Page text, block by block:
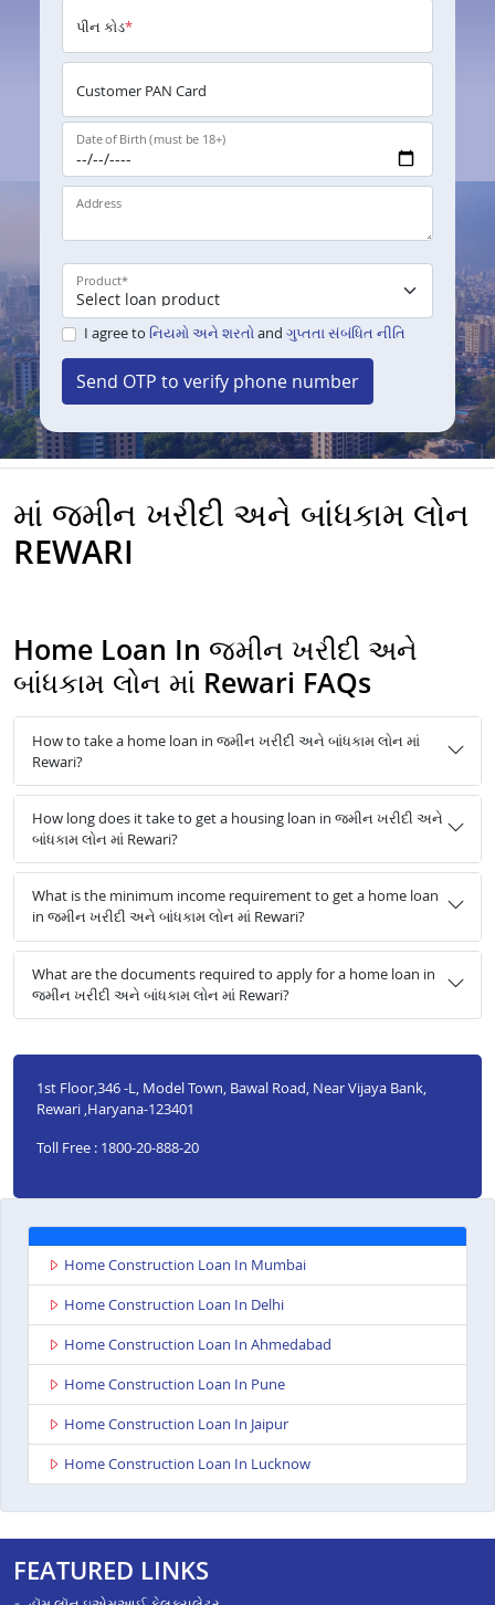
પીન કોડ*
Customer PAN Card
Date of Birth (must be 18+)
Address
Product*
I agree to નિયમો અને શરતોand ગુપ્તતા સંબંધિત નીતિ
Send OTP to verify phone number
માં જમીન ખરીદી અને બાંધકામ લોન
REWARI
Home Loan In જમીન ખરીદી અને
બાંધકામ લોન માં Rewari FAQs
How to take a home loan in જમીન ખરીદી અને બાંધકામ લોન માં
Rewari?
How long does it take to get a housing loan in જમીન ખરીદી અને
બાંધકામ લોન માં Rewari?
What is the minimum income requirement to get a home loan
in જમીન ખરીદી અને બાંધકામ લોન માં Rewari?
What are the documents required to apply for a home loan in
જમીન ખરીદી અને બાંધકામ લોન માં Rewari?
1st Floor,346 -L, Model Town, Bawal Road, Near Vijaya Bank,
Rewari ,Haryana-123401
Toll Free : 1800-20-888-20
Home Construction Loan In Mumbai
Home Construction Loan In Delhi
Home Construction Loan In Ahmedabad
Home Construction Loan In Pune
Home Construction Loan In Jaipur
Home Construction Loan In Lucknow
FEATURED LINKS